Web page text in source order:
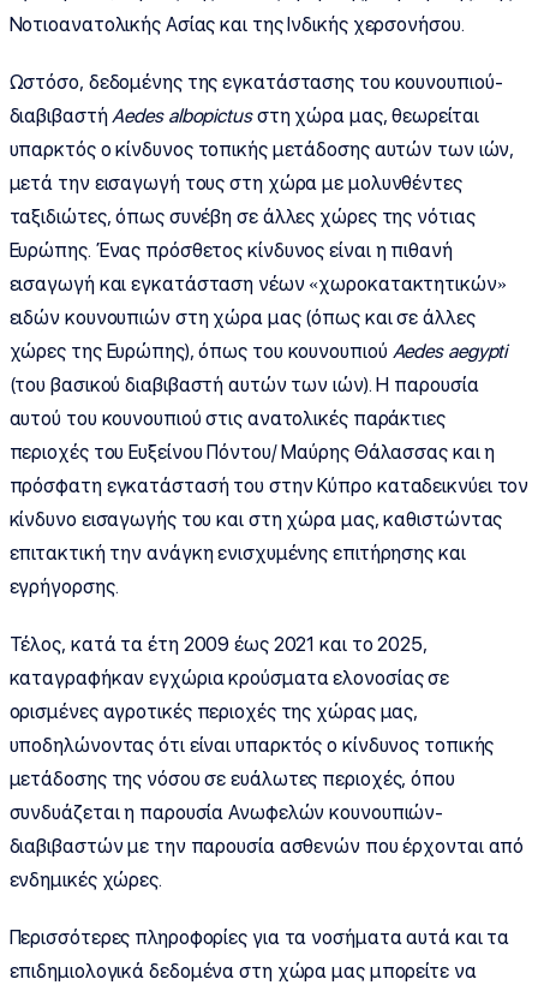
Νοτιοανατολικής Ασίας και της Ινδικής χερσονήσου.
Ωστόσο, δεδομένης της εγκατάστασης του κουνουπιού-
διαβιβαστήAedes albopictusστη χώρα μας, θεωρείται
υπαρκτός ο κίνδυνος τοπικής μετάδοσης αυτών των ιών,
μετά την εισαγωγή τους στη χώρα με μολυνθέντες
ταξιδιώτες, όπως συνέβη σε άλλες χώρες της νότιας
Ευρώπης. Ένας πρόσθετος κίνδυνος είναι η πιθανή
εισαγωγή και εγκατάσταση νέων «χωροκατακτητικών»
ειδών κουνουπιών στη χώρα μας (όπως και σε άλλες
χώρες της Ευρώπης), όπως του κουνουπιού Aedes aegypti
(του βασικού διαβιβαστή αυτών των ιών). Η παρουσία
αυτού του κουνουπιού στις ανατολικές παράκτιες
περιοχές του Ευξείνου Πόντου/ Μαύρης Θάλασσας και η
πρόσφατη εγκατάστασή του στην Κύπρο καταδεικνύει τον
κίνδυνο εισαγωγής του και στη χώρα μας, καθιστώντας
επιτακτική την ανάγκη ενισχυμένης επιτήρησης και
εγρήγορσης.
Τέλος, κατά τα έτη 2009 έως 2021 και το 2025,
καταγραφήκαν εγχώρια κρούσματα ελονοσίας σε
ορισμένες αγροτικές περιοχές της χώρας μας,
υποδηλώνοντας ότι είναι υπαρκτός ο κίνδυνος τοπικής
μετάδοσης της νόσου σε ευάλωτες περιοχές, όπου
συνδυάζεται η παρουσία Ανωφελών κουνουπιών-
διαβιβαστών με την παρουσία ασθενών που έρχονται από
ενδημικές χώρες.
Περισσότερες πληροφορίες για τα νοσήματα αυτά και τα
επιδημιολογικά δεδομένα στη χώρα μας μπορείτε να